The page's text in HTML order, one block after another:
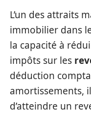
L’un des attraits
immobilier dans
la capacité à
impôts sur les
déduction
amortissements,
d’atteindre un